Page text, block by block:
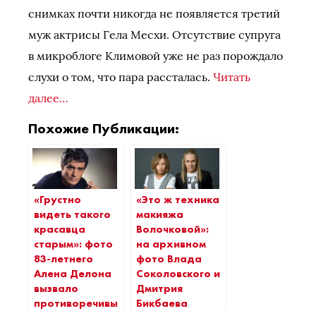
снимках почти никогда не появляется третий
муж актрисы Гела Месхи. Отсутствие супруга
в микроблоге Климовой уже не раз порождало
слухи о том, что пара рассталась. Читать
далее…
Похожие Публикации:
«Грустно
видеть такого
красавца
старым»: фото
83-летнего
Алена Делона
вызвало
противоречивые
«Это ж техника
макияжа
Волочковой»:
на архивном
фото Влада
Соколовского и
Дмитрия
Бикбаева